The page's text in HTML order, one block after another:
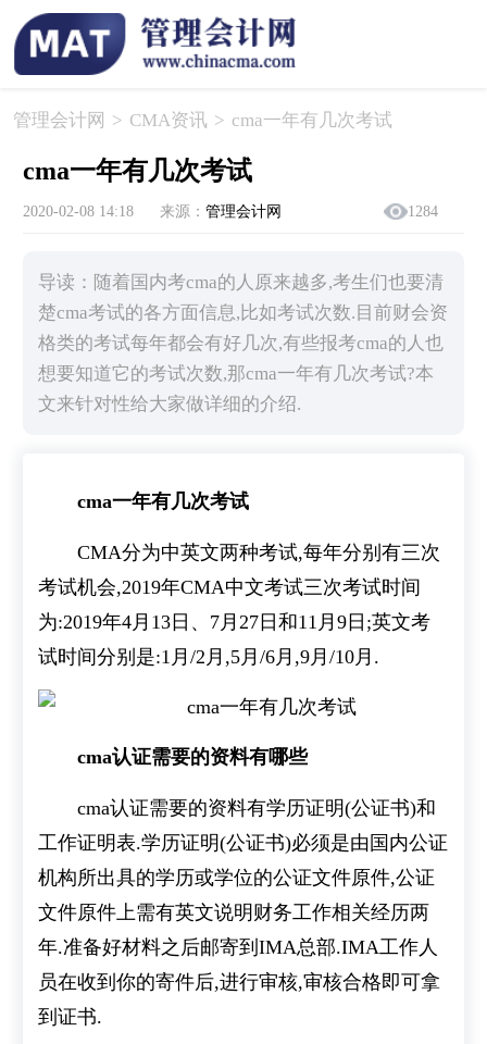
管理会计网 > CMA资讯 > ​cma一年有几次考试
​cma一年有几次考试
2020-02-08 14:18 来源： 管理会计网 1284
导读：随着国内考cma的人原来越多,考生们也要清
楚cma考试的各方面信息,比如考试次数.目前财会资
格类的考试每年都会有好几次,有些报考cma的人也
想要知道它的考试次数,那cma一年有几次考试?本
文来针对性给大家做详细的介绍.
cma一年有几次考试
CMA分为中英文两种考试,每年分别有三次
考试机会,2019年CMA中文考试三次考试时间
为:2019年4月13日、7月27日和11月9日;英文考
试时间分别是:1月/2月,5月/6月,9月/10月.
cma认证需要的资料有哪些
cma认证需要的资料有学历证明(公证书)和
工作证明表.学历证明(公证书)必须是由国内公证
机构所出具的学历或学位的公证文件原件,公证
文件原件上需有英文说明财务工作相关经历两
年.准备好材料之后邮寄到IMA总部.IMA工作人
员在收到你的寄件后,进行审核,审核合格即可拿
到证书.